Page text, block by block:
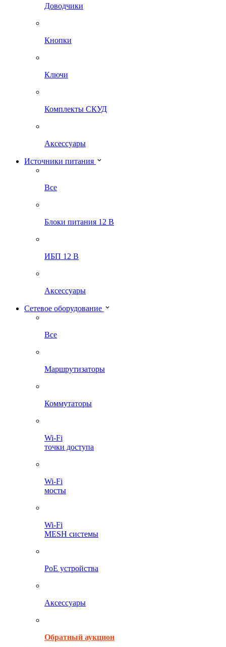
Доводчики
Кнопки
Ключи
Комплекты СКУД
Аксессуары
Источники питания
Все
Блоки питания 12 В
ИБП 12 В
Аксессуары
Сетевое оборудование
Все
Маршрутизаторы
Коммутаторы
Wi-Fi
точки доступа
Wi-Fi
мосты
Wi-Fi
MESH системы
PoE устройства
Аксессуары
Обратный аукцион